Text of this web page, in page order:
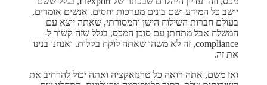
יושב כל המידע ושם בונים מערכות יחסים. אנשים אומרים,
בעולם חברות השילוח הישן והמסורתי, שאתה יוצא עם
המשלח אבל מתחתן עם סוכן המכס, בגלל שזה קשור ל-
compliance, זה לא משהו שאתה לוקח בקלות. ואנחנו בנינו
את זה.
ואז משם, אתה רואה כל טרנזאקציה ואתה יכול להרחיב את